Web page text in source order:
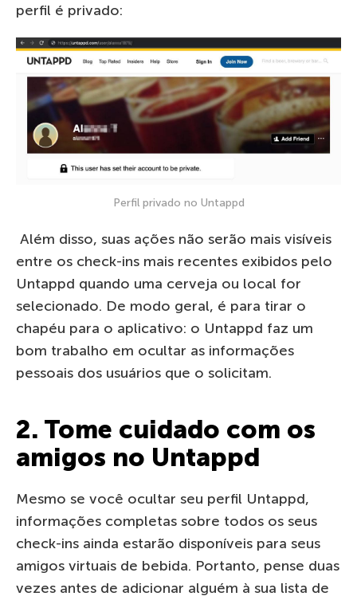
perfil é privado:
Perfil privado no Untappd
Além disso, suas ações não serão mais visíveis
entre os check-ins mais recentes exibidos pelo
Untappd quando uma cerveja ou local for
selecionado. De modo geral, é para tirar o
chapéu para o aplicativo: o Untappd faz um
bom trabalho em ocultar as informações
pessoais dos usuários que o solicitam.
2. Tome cuidado com os
amigos no Untappd
Mesmo se você ocultar seu perfil Untappd,
informações completas sobre todos os seus
check-ins ainda estarão disponíveis para seus
amigos virtuais de bebida. Portanto, pense duas
vezes antes de adicionar alguém à sua lista de